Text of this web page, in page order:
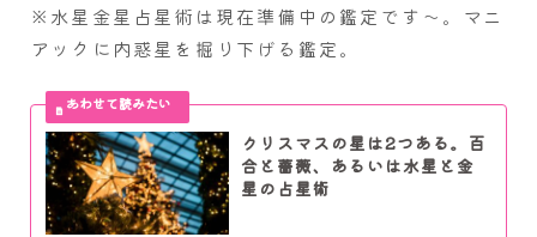
※水星金星占星術は現在準備中の鑑定です～。マニ
アックに内惑星を掘り下げる鑑定。
クリスマスの星は2つある。百
合と薔薇、あるいは水星と金
星の占星術